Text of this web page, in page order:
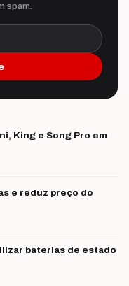
spam.
King e Song Pro em
e reduz preço do
baterias de estado